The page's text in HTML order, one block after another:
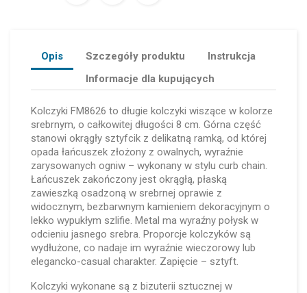
Opis Szczegóły produktu
Instrukcja
Informacje dla kupujących
Kolczyki FM8626 to długie kolczyki wiszące w kolorze
srebrnym, o całkowitej długości 8 cm. Górna część
stanowi okrągły sztyfcik z delikatną ramką, od której
opada łańcuszek złożony z owalnych, wyraźnie
zarysowanych ogniw – wykonany w stylu curb chain.
Łańcuszek zakończony jest okrągłą, płaską
zawieszką osadzoną w srebrnej oprawie z
widocznym, bezbarwnym kamieniem dekoracyjnym o
lekko wypukłym szlifie. Metal ma wyraźny połysk w
odcieniu jasnego srebra. Proporcje kolczyków są
wydłużone, co nadaje im wyraźnie wieczorowy lub
elegancko-casual charakter. Zapięcie – sztyft.
Kolczyki wykonane są z bizuterii sztucznej w